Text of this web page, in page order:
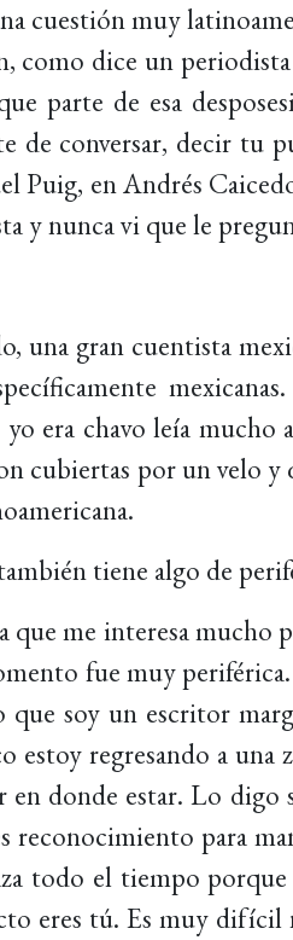
cuestión muy
como dice un
parte de esa
de conversar, decir tu
Puig, en Andrés
y nunca vi que le
una gran cuentista
era chavo leía mucho
cubiertas por un velo y
tiene algo de
que me interesa mucho
fue muy
soy un escritor
estoy regresando a
en donde estar. Lo
reconocimiento para
todo el tiempo
eres tú. Es muy